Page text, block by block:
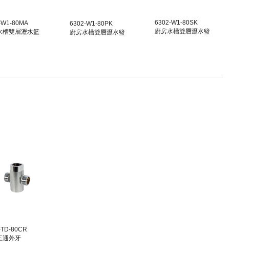
80MA
槽雙層瀝水籃
6302-W1-80PK
廚房水槽雙層瀝水籃
6302-W1-80SK
廚房水槽雙層瀝水籃
D-80CR
通外牙